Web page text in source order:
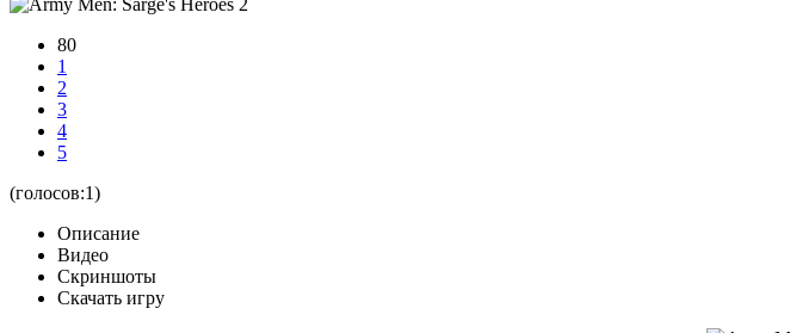
80
1
2
3
4
5
(голосов:1)
Описание
Видео
Скриншоты
Скачать игру